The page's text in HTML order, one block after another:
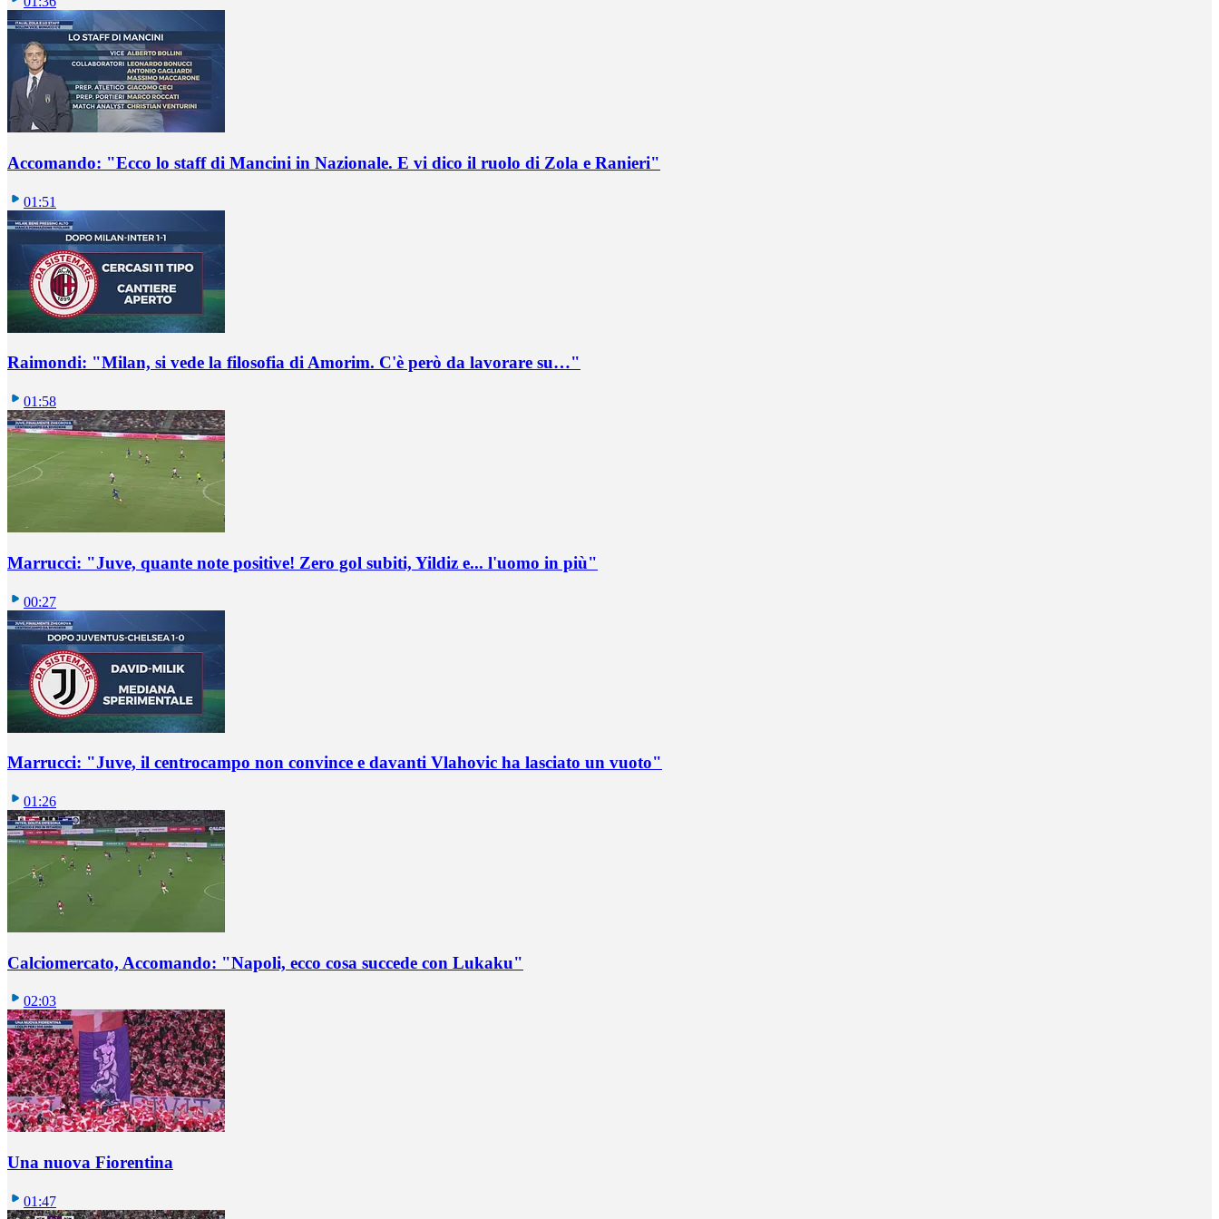
Accomando: "Ecco lo staff di Mancini in Nazionale. E vi dico il ruolo di Zola e Ranieri"
01:51
Raimondi: "Milan, si vede la filosofia di Amorim. C'è però da lavorare su…"
01:58
Marrucci: "Juve, quante note positive! Zero gol subiti, Yildiz e... l'uomo in più"
00:27
Marrucci: "Juve, il centrocampo non convince e davanti Vlahovic ha lasciato un vuoto"
01:26
Calciomercato, Accomando: "Napoli, ecco cosa succede con Lukaku"
02:03
Una nuova Fiorentina
01:47